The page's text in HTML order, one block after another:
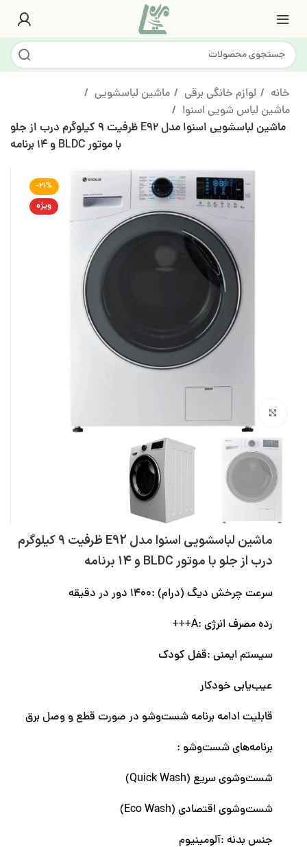
خانه لوازم خانگی برقی
ماشین لباسشویی
ماشین لباس شویی اسنوا
ماشین لباسشویی اسنوا مدل E92 ظرفیت ۹ کیلوگرم درب از جلو
با موتور BLDC و ۱۴ برنامه
-21%
ویژه
ماشین لباسشویی اسنوا مدل E92 ظرفیت ۹ کیلوگرم
درب از جلو با موتور BLDC و ۱۴ برنامه
سرعت چرخش دیگ (درام) :1400 دور در دقیقه
رده مصرف انرژی :A+++
سیستم ایمنی :قفل کودک
عیب‌یابی خودکار
قابلیت ادامه برنامه شست‌وشو در صورت قطع و وصل برق
برنامه‌‌های شست‌وشو :
شست‌وشوی سریع (Quick Wash)
شست‌وشوی اقتصادی (Eco Wash)
جنس بدنه :آلومینیوم